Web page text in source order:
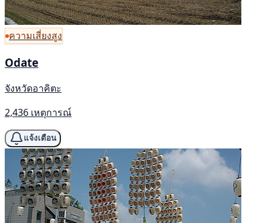
ความเสี่ยงสูง
Odate
จังหวัดอาคิตะ
2,436 เหตุการณ์
แจ้งเตือน